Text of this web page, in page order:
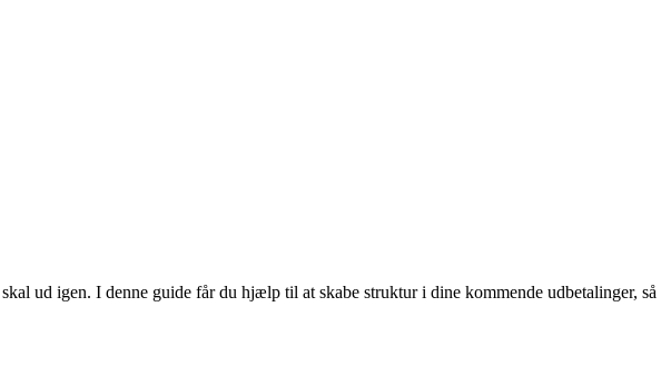
ud igen. I denne guide får du hjælp til at skabe struktur i dine kommende udbetalinger,